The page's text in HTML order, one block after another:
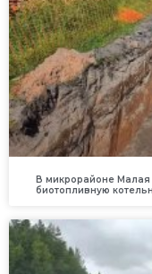
В микрорайоне
биотопливную